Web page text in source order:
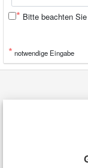
* Bitte beachten
* notwendige Eingabe